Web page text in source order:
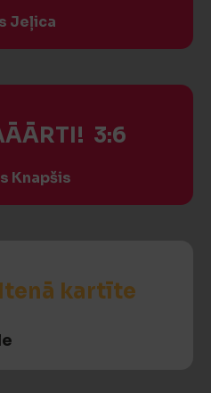
Jeļica
3:6
Knapšis
kartīte